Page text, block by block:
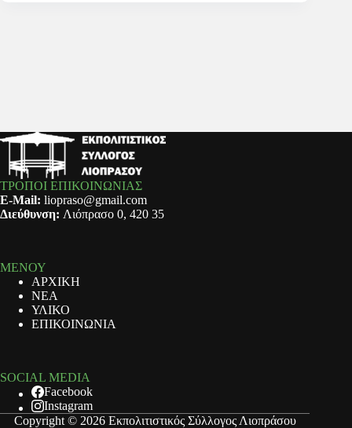
ΤΡΟΠΟΙ ΕΠΙΚΟΙΝΩΝΙΑΣ
E-Mail: liopraso@gmail.com
Διεύθυνση: Λιόπρασο 0, 420 35
ΜΕΝΟΥ
ΑΡΧΙΚΗ
ΝΕΑ
ΥΛΙΚΟ
ΕΠΙΚΟΙΝΩΝΙΑ
SOCIAL MEDIA
Facebook
Instagram
Copyright © 2026 Εκπολιτιστικός Σύλλογος Λιοπράσου